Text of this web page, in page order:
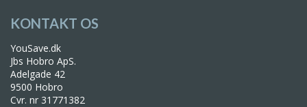
KONTAKT OS
YouSave.dk
Jbs Hobro ApS.
Adelgade 42
9500 Hobro
Cvr. nr 31771382